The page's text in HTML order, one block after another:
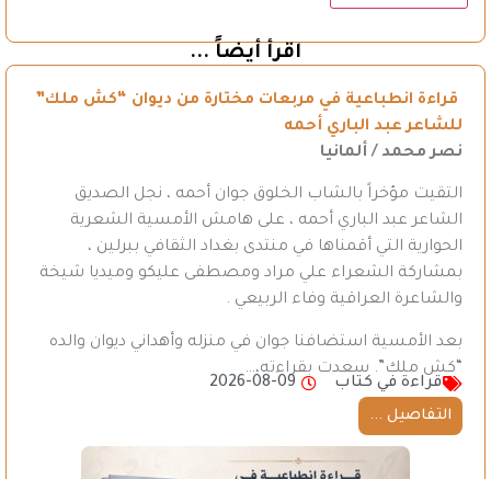
اقرأ أيضاً ...
قراءة انطباعية في مربعات مختارة من ديوان “كش ملك”
للشاعر عبد الباري أحمه
نصر محمد / ألمانيا
التقيت مؤخراً بالشاب الخلوق جوان أحمه ، نجل الصديق
الشاعر عبد الباري أحمه ، على هامش الأمسية الشعرية
الحوارية التي أقمناها في منتدى بغداد الثقافي ببرلين ،
بمشاركة الشعراء علي مراد ومصطفى عليكو وميديا شيخة
والشاعرة العراقية وفاء الربيعي .
بعد الأمسية استضافنا جوان في منزله وأهداني ديوان والده
“كش ملك”. سعدت بقراءته،…
قراءة في كتاب
2026-08-09
التفاصيل ...